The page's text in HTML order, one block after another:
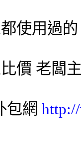
使用過
價 老闆
包網